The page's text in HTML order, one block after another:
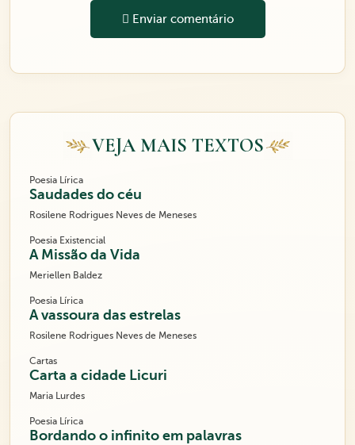
Enviar comentário
VEJA MAIS TEXTOS
Poesia Lírica
Saudades do céu
Rosilene Rodrigues Neves de Meneses
Poesia Existencial
A Missão da Vida
Meriellen Baldez
Poesia Lírica
A vassoura das estrelas
Rosilene Rodrigues Neves de Meneses
Cartas
Carta a cidade Licuri
Maria Lurdes
Poesia Lírica
Bordando o infinito em palavras